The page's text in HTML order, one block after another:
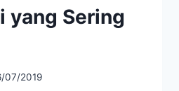
yang Sering
07/2019